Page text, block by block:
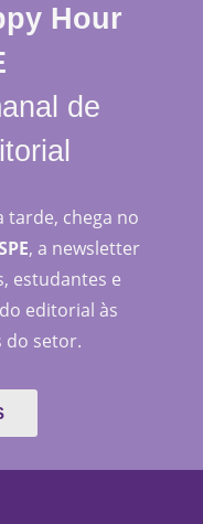
Hour
de
tarde, chega no
, a newsletter
estudantes e
editorial às
do setor.